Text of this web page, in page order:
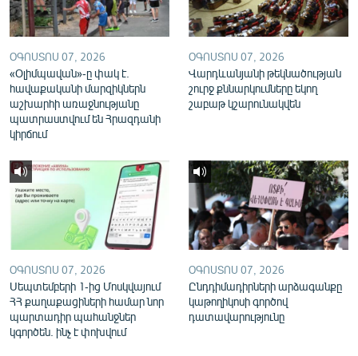
Русский
ՀԵՏԵՎԵՔ ՄԵԶ
«Ազատության» բոլոր կայքերը
ՕԳՈՍՏՈՍ 07, 2026
«Օլիմպավան»-ը փակ է.
հավաքականի մարզիկներն
աշխարհի առաջնությանը
պատրաստվում են Հրազդանի
կիրճում
ՕԳՈՍՏՈՍ 07, 2026
Վարդևանյանի թեկնածության
շուրջ քննարկումները եկող
շաբաթ կշարունակվեն
ՕԳՈՍՏՈՍ 07, 2026
Սեպտեմբերի 1-ից Մոսկվայում
ՀՀ քաղաքացիների համար նոր
պարտադիր պահանջներ
կգործեն. ինչ է փոխվում
ՕԳՈՍՏՈՍ 07, 2026
Ընդդիմադիրների արձագանքը
կաթողիկոսի գործով
դատավարությունը